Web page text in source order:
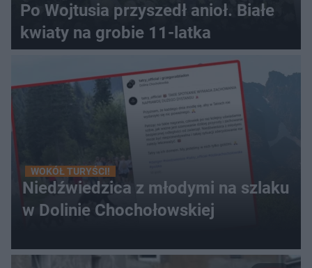
Po Wojtusia przyszedł anioł. Białe
kwiaty na grobie 11-latka
WOKÓŁ TURYŚCI!
Niedźwiedzica z młodymi na szlaku
w Dolinie Chochołowskiej